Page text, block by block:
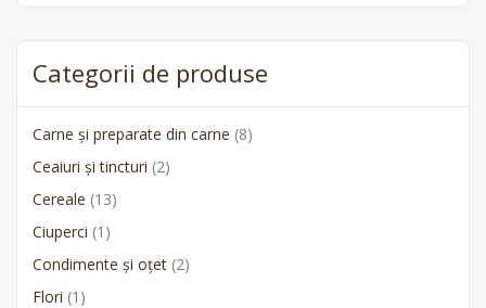
Categorii de produse
Carne și preparate din carne (8)
Ceaiuri și tincturi (2)
Cereale (13)
Ciuperci (1)
Condimente și oțet (2)
Flori (1)